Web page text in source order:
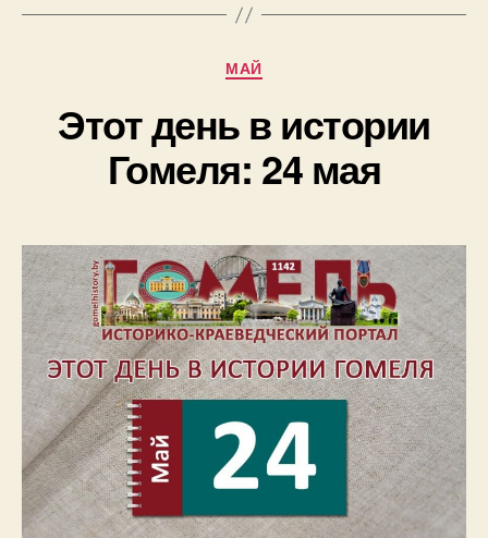
Рубрики
МАЙ
Этот день в истории
Гомеля: 24 мая